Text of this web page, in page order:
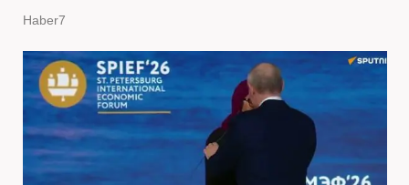
Haber7